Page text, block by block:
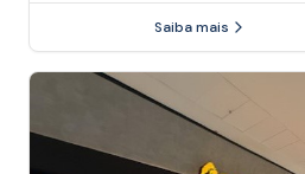
Saiba mais